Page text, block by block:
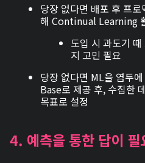
당장 없다면 배포 후 프
해 Continual Learning
도입 시 과도기
지 고민 필요
당장 없다면 ML을 염두
Base로 제공 후, 수집한
목표로 설정
4. 예측을 통한 답이 필